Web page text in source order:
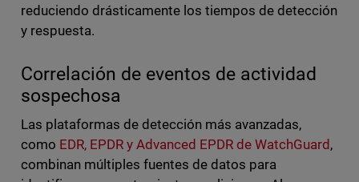
reduciendo drásticamente los tiempos de detección
y respuesta.
Correlación de eventos de actividad
sospechosa
Las plataformas de detección más avanzadas,
como EDR, EPDR y Advanced EPDR de WatchGuard ,
combinan múltiples fuentes de datos para